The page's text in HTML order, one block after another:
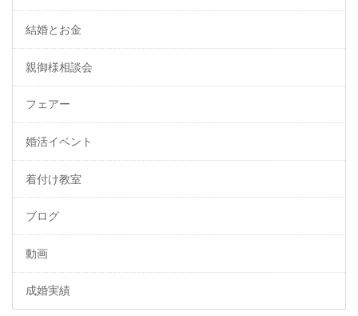
結婚とお金
親御様相談会
フェアー
婚活イベント
着付け教室
ブログ
動画
成婚実績